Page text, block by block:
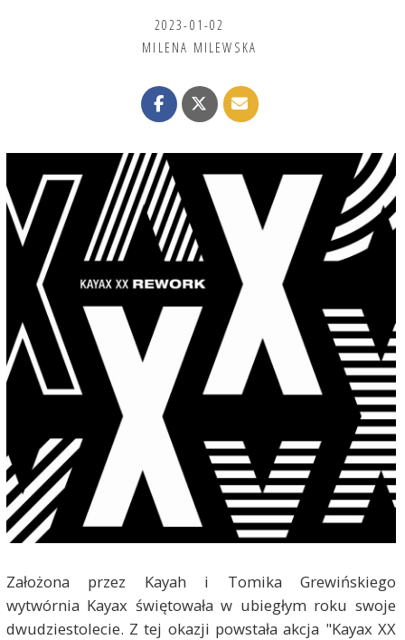
2023-01-02
MILENA MILEWSKA
Założona przez Kayah i Tomika Grewińskiego
wytwórnia Kayax świętowała w ubiegłym roku swoje
dwudziestolecie. Z tej okazji powstała akcja "Kayax XX